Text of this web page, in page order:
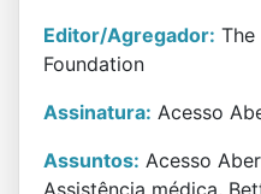
Editor/Agregador:
Foundation
Assinatura: Acesso
Assuntos: Acesso
Assistência médica,